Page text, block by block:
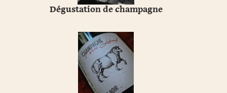
Dégustation de champagne